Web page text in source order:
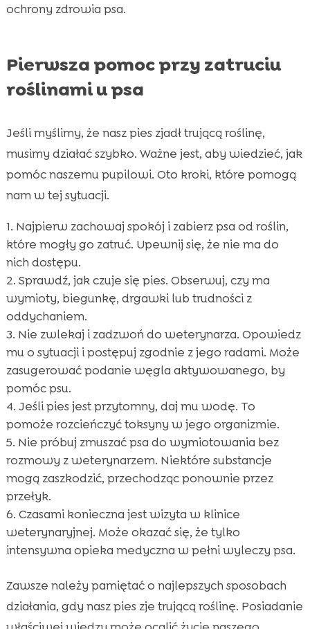
ochrony zdrowia psa.
Pierwsza pomoc przy zatruciu
roślinami u psa
Jeśli myślimy, że nasz pies zjadł trującą roślinę,
musimy działać szybko. Ważne jest, aby wiedzieć, jak
pomóc naszemu pupilowi. Oto kroki, które pomogą
nam w tej sytuacji.
Najpierw zachowaj spokój i zabierz psa od roślin,
które mogły go zatruć. Upewnij się, że nie ma do
nich dostępu.
Sprawdź, jak czuje się pies. Obserwuj, czy ma
wymioty, biegunkę, drgawki lub trudności z
oddychaniem.
Nie zwlekaj i zadzwoń do weterynarza. Opowiedz
mu o sytuacji i postępuj zgodnie z jego radami. Może
zasugerować podanie węgla aktywowanego, by
pomóc psu.
Jeśli pies jest przytomny, daj mu wodę. To
pomoże rozcieńczyć toksyny w jego organizmie.
Nie próbuj zmuszać psa do wymiotowania bez
rozmowy z weterynarzem. Niektóre substancje
mogą zaszkodzić, przechodząc ponownie przez
przełyk.
Czasami konieczna jest wizyta w klinice
weterynaryjnej. Może okazać się, że tylko
intensywna opieka medyczna w pełni wyleczy psa.
Zawsze należy pamiętać o najlepszych sposobach
działania, gdy nasz pies zje trującą roślinę. Posiadanie